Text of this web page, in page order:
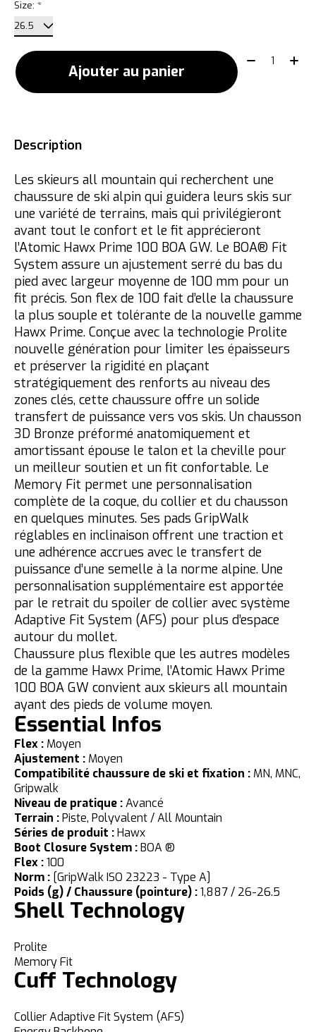
Size: *
Ajouter au panier
Quantité:
Description
Les skieurs all mountain qui recherchent une
chaussure de ski alpin qui guidera leurs skis sur
une variété de terrains, mais qui privilégieront
avant tout le confort et le fit apprécieront
l’Atomic Hawx Prime 100 BOA GW. Le BOA® Fit
System assure un ajustement serré du bas du
pied avec largeur moyenne de 100 mm pour un
fit précis. Son flex de 100 fait d’elle la chaussure
la plus souple et tolérante de la nouvelle gamme
Hawx Prime. Conçue avec la technologie Prolite
nouvelle génération pour limiter les épaisseurs
et préserver la rigidité en plaçant
stratégiquement des renforts au niveau des
zones clés, cette chaussure offre un solide
transfert de puissance vers vos skis. Un chausson
3D Bronze préformé anatomiquement et
amortissant épouse le talon et la cheville pour
un meilleur soutien et un fit confortable. Le
Memory Fit permet une personnalisation
complète de la coque, du collier et du chausson
en quelques minutes. Ses pads GripWalk
réglables en inclinaison offrent une traction et
une adhérence accrues avec le transfert de
puissance d’une semelle à la norme alpine. Une
personnalisation supplémentaire est apportée
par le retrait du spoiler de collier avec système
Adaptive Fit System (AFS) pour plus d’espace
autour du mollet.
Chaussure plus flexible que les autres modèles
de la gamme Hawx Prime, l’Atomic Hawx Prime
100 BOA GW convient aux skieurs all mountain
ayant des pieds de volume moyen.
Essential Infos
Flex : Moyen
Ajustement : Moyen
Compatibilité chaussure de ski et fixation : MN, MNC,
Gripwalk
Niveau de pratique :Avancé
Terrain :Piste, Polyvalent / All Mountain
Séries de produit :Hawx
Boot Closure System :BOA ®
Flex :100
Norm : [GripWalk ISO 23223 - Type A]
Poids (g) / Chaussure (pointure) :1,887 / 26-26.5
Shell Technology
Prolite
Memory Fit
Cuff Technology
Collier Adaptive Fit System (AFS)